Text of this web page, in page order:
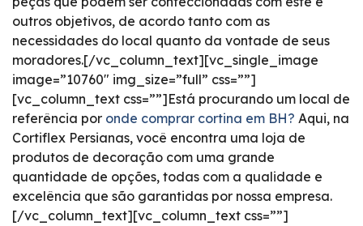
outros objetivos, de acordo tanto com as
necessidades do local quanto da vontade de seus
moradores.[/vc_column_text][vc_single_image
image=”10760″ img_size=”full” css=””]
[vc_column_text css=””]Está procurando um local de
referência por onde comprar cortina em BH? Aqui, na
Cortiflex Persianas, você encontra uma loja de
produtos de decoração com uma grande
quantidade de opções, todas com a qualidade e
excelência que são garantidas por nossa empresa.
[/vc_column_text][vc_column_text css=””]